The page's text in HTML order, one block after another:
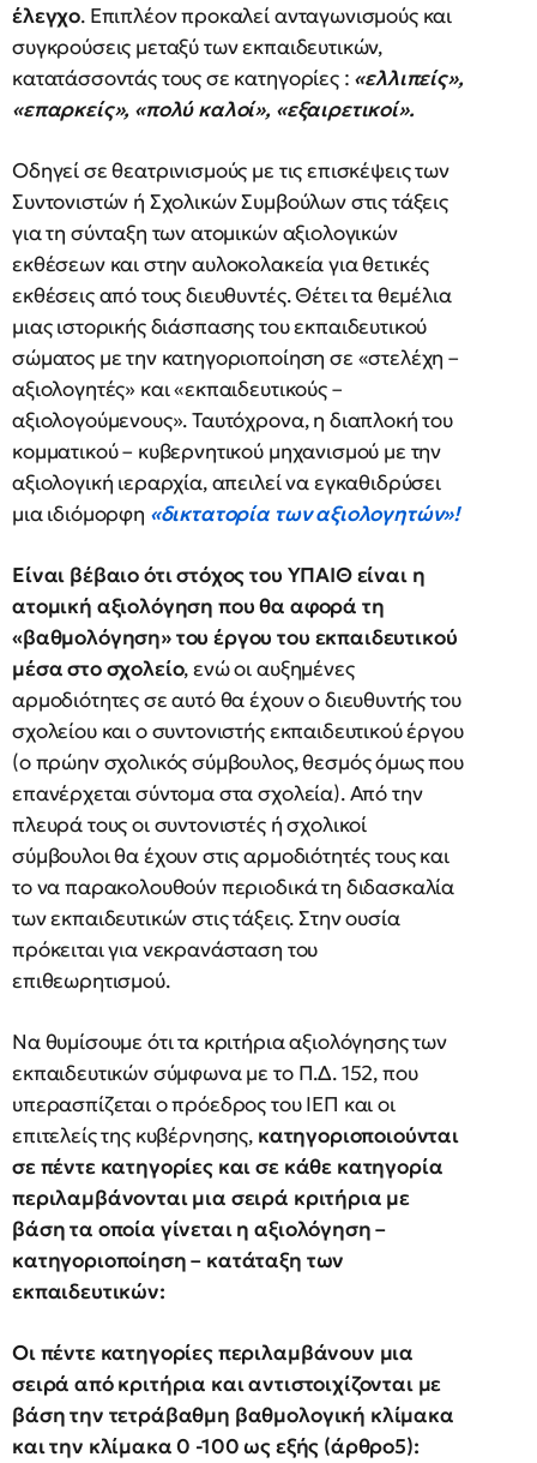
έλεγχο. Επιπλέον προκαλεί ανταγωνισμούς και
συγκρούσεις μεταξύ των εκπαιδευτικών,
κατατάσσοντάς τους σε κατηγορίες : «ελλιπείς»,
«επαρκείς», «πολύ καλοί», «εξαιρετικοί».
Οδηγεί σε θεατρινισμούς με τις επισκέψεις των
Συντονιστών ή Σχολικών Συμβούλων στις τάξεις
για τη σύνταξη των ατομικών αξιολογικών
εκθέσεων και στην αυλοκολακεία για θετικές
εκθέσεις από τους διευθυντές. Θέτει τα θεμέλια
μιας ιστορικής διάσπασης του εκπαιδευτικού
σώματος με την κατηγοριοποίηση σε «στελέχη –
αξιολογητές» και «εκπαιδευτικούς –
αξιολογούμενους». Ταυτόχρονα, η διαπλοκή του
κομματικού – κυβερνητικού μηχανισμού με την
αξιολογική ιεραρχία, απειλεί να εγκαθιδρύσει
μια ιδιόμορφη «δικτατορία των αξιολογητών»!
Είναι βέβαιο ότι στόχος του ΥΠΑΙΘ είναι η
ατομική αξιολόγηση που θα αφορά τη
«βαθμολόγηση» του έργου του εκπαιδευτικού
μέσα στο σχολείο, ενώ οι αυξημένες
αρμοδιότητες σε αυτό θα έχουν ο διευθυντής του
σχολείου και ο συντονιστής εκπαιδευτικού έργου
(ο πρώην σχολικός σύμβουλος, θεσμός όμως που
επανέρχεται σύντομα στα σχολεία). Από την
πλευρά τους οι συντονιστές ή σχολικοί
σύμβουλοι θα έχουν στις αρμοδιότητές τους και
το να παρακολουθούν περιοδικά τη διδασκαλία
των εκπαιδευτικών στις τάξεις. Στην ουσία
πρόκειται για νεκρανάσταση του
επιθεωρητισμού.
Να θυμίσουμε ότι τα κριτήρια αξιολόγησης των
εκπαιδευτικών σύμφωνα με το Π.Δ. 152, που
υπερασπίζεται ο πρόεδρος του ΙΕΠ και οι
επιτελείς της κυβέρνησης, κατηγοριοποιούνται
σε πέντε κατηγορίες και σε κάθε κατηγορία
περιλαμβάνονται μια σειρά κριτήρια με
βάση τα οποία γίνεται η αξιολόγηση –
κατηγοριοποίηση – κατάταξη των
εκπαιδευτικών:
Οι πέντε κατηγορίες περιλαμβάνουν μια
σειρά από κριτήρια και αντιστοιχίζονται με
βάση την τετράβαθμη βαθμολογική κλίμακα
και την κλίμακα 0 -100 ως εξής (άρθρο5):